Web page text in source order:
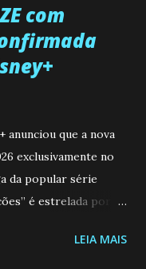
com
anunciou que a nova
exclusivamente no
da popular série
é estrelada por
seus personagens
LEIA MAIS